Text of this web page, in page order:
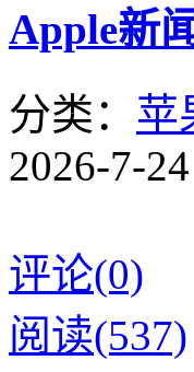
Apple新
分类： 苹
2026-7-
评论(0)
阅读(537)